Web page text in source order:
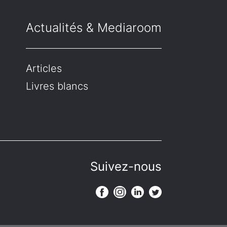
Actualités & Mediaroom
Articles
Livres blancs
Suivez-nous